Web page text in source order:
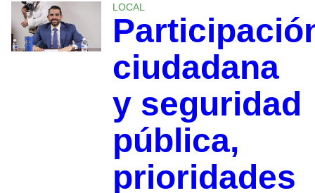
LOCAL
ciudadana
y seguridad
pública,
prioridades